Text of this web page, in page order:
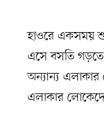
হাওরে একসময়
এসে বসতি গড়তে
অন্যান্য
এলাকার